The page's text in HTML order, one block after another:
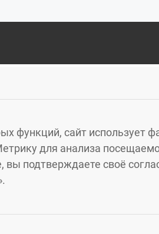
функций, сайт использует
для анализа
вы подтверждаете своё